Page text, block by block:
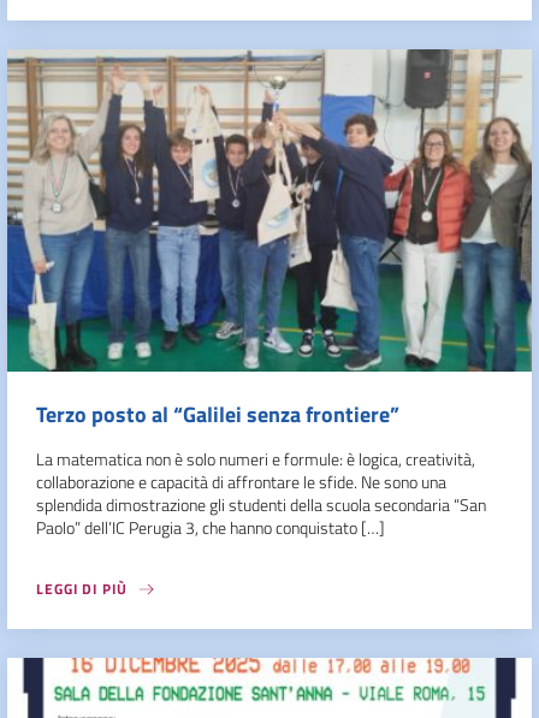
Terzo posto al “Galilei senza frontiere”
La matematica non è solo numeri e formule: è logica, creatività,
collaborazione e capacità di affrontare le sfide. Ne sono una
splendida dimostrazione gli studenti della scuola secondaria “San
Paolo” dell’IC Perugia 3, che hanno conquistato […]
LEGGI DI PIÙ